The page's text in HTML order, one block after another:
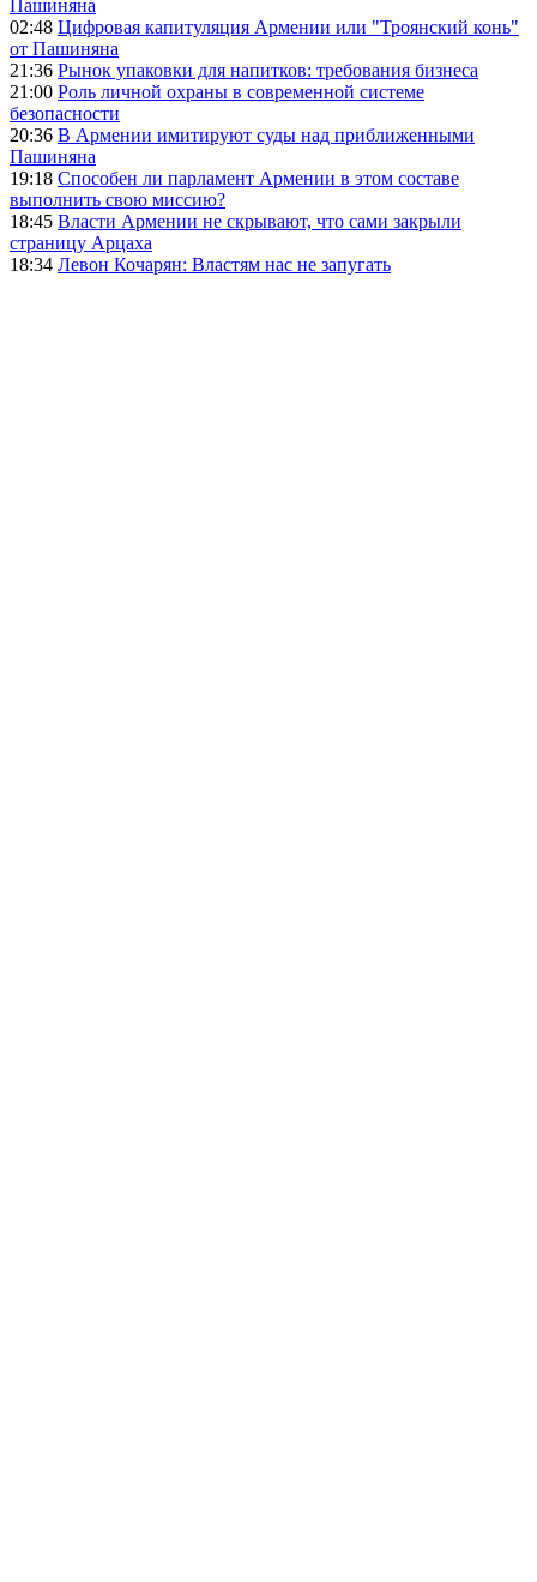
Пашиняна
02:48 Цифровая капитуляция Армении или "Троянский конь"
от Пашиняна
21:36 Рынок упаковки для напитков: требования бизнеса
21:00 Роль личной охраны в современной системе
безопасности
20:36 В Армении имитируют суды над приближенными
Пашиняна
19:18 Способен ли парламент Армении в этом составе
выполнить свою миссию?
18:45 Власти Армении не скрывают, что сами закрыли
страницу Арцаха
18:34 Левон Кочарян: Властям нас не запугать